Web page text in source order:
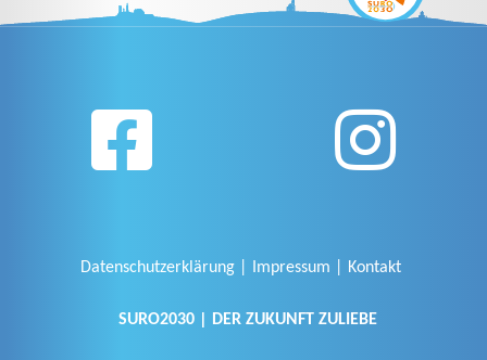
Datenschutzerklärung Impressum Kontakt
SURO2030 | DER ZUKUNFT ZULIEBE